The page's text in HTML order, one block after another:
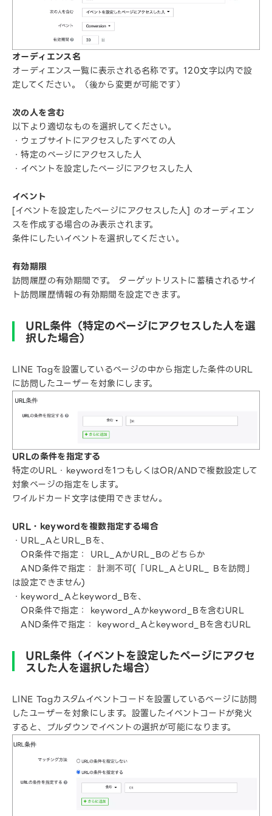
オーディエンス名
オーディエンス一覧に表示される名称です。120文字以内で設
定してください。（後から変更が可能です）
次の人を含む
以下より適切なものを選択してください。
・ウェブサイトにアクセスしたすべての人
・特定のページにアクセスした人
・イベントを設定したページにアクセスした人
イベント
[イベントを設定したページにアクセスした人] のオーディエン
スを作成する場合のみ表示されます。
条件にしたいイベントを選択してください。
有効期限
訪問履歴の有効期間です。 ターゲットリストに蓄積されるサイ
ト訪問履歴情報の有効期間を設定できます。
URL条件（特定のページにアクセスした人を選
択した場合）
LINE Tagを設置しているページの中から指定した条件のURL
に訪問したユーザーを対象にします。
URLの条件を指定する
特定のURL・keywordを1つもしくはOR/ANDで複数設定して
対象ページの指定をします。
ワイルドカード文字は使用できません。
URL・keywordを複数指定する場合
・URL_AとURL_Bを、
OR条件で指定： URL_AかURL_Bのどちらか
AND条件で指定： 計測不可(「URL_AとURL_ Bを訪問」
は設定できません)
・keyword_Aとkeyword_Bを、
OR条件で指定： keyword_Aかkeyword_Bを含むURL
AND条件で指定： keyword_Aとkeyword_Bを含むURL
URL条件（イベントを設定したページにアクセ
スした人を選択した場合）
LINE Tagカスタムイベントコードを設置しているページに訪問
したユーザーを対象にします。設置したイベントコードが発火
すると、プルダウンでイベントの選択が可能になります。